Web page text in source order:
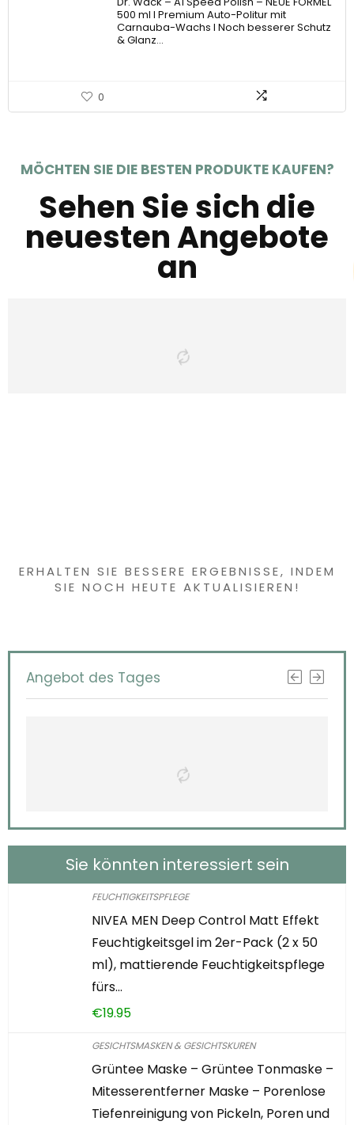
500 ml I Premium Auto-Politur mit
Carnauba-Wachs I Noch besserer Schutz
& Glanz…
0
MÖCHTEN SIE DIE BESTEN PRODUKTE KAUFEN?
Sehen Sie sich die
neuesten Angebote
an
ERHALTEN SIE BESSERE ERGEBNISSE, INDEM
SIE NOCH HEUTE AKTUALISIEREN!
Angebot des Tages
Sie könnten interessiert sein
FEUCHTIGKEITSPFLEGE
NIVEA MEN Deep Control Matt Effekt
Feuchtigkeitsgel im 2er-Pack (2 x 50
ml), mattierende Feuchtigkeitspflege
fürs…
€19.95
GESICHTSMASKEN & GESICHTSKUREN
Grüntee Maske – Grüntee Tonmaske –
Mitesserentferner Maske – Porenlose
Tiefenreinigung von Pickeln, Poren und